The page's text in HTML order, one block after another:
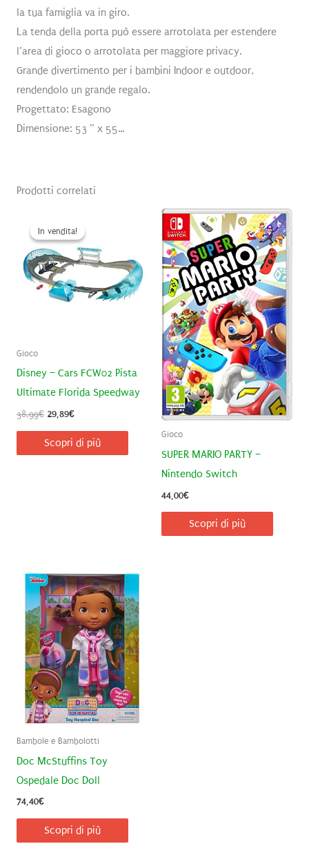
la tua famiglia va in giro.
La tenda della porta può essere arrotolata per estendere
l’area di gioco o arrotolata per maggiore privacy.
Grande divertimento per i bambini Indoor e outdoor,
rendendolo un grande regalo.
Progettato: Esagono
Dimensione: 53 ” x 55…
Prodotti correlati
In vendita!
In vendita!
Gioco
Disney – Cars FCW02 Pista
Ultimate Florida Speedway
38,99€ Il
originale
29,89€Il
attuale
Scopri di più
Gioco
SUPER MARIO PARTY –
Nintendo Switch
44,00€
Scopri di più
Bambole e Bambolotti
Doc McStuffins Toy
Ospedale Doc Doll
74,40€
Scopri di più